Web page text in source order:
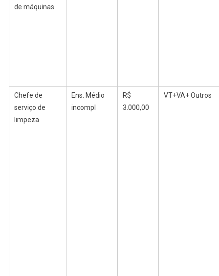
de máquinas
Chefe de
serviço de
limpeza
Ens. Médio
incompl
R$
3.000,00
VT+VA+ Outros